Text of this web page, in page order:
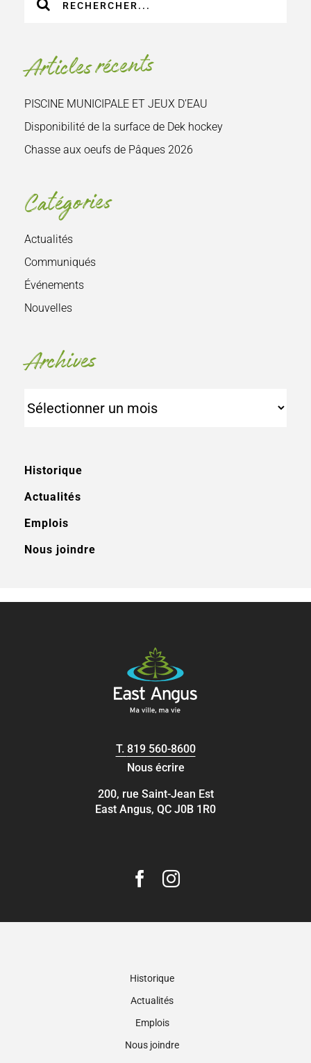
sur
Articles récents
PISCINE MUNICIPALE ET JEUX D’EAU
Disponibilité de la surface de Dek hockey
Chasse aux oeufs de Pâques 2026
Catégories
Actualités
Communiqués
Événements
Nouvelles
Archives
Historique
Actualités
Emplois
Nous joindre
T. 819 560-8600
Nous écrire
200, rue Saint-Jean Est
East Angus, QC J0B 1R0
Historique
Actualités
Emplois
Nous joindre